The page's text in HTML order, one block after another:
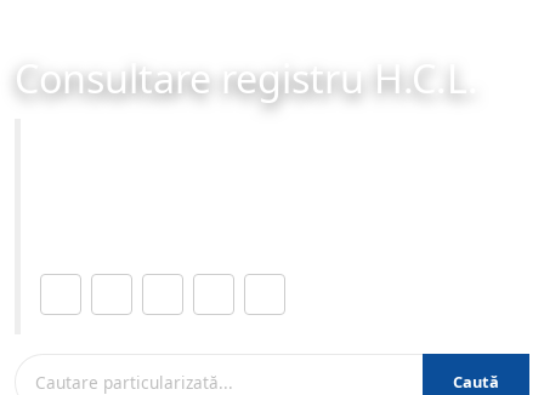
Consultare registru H.C.L.
Caută